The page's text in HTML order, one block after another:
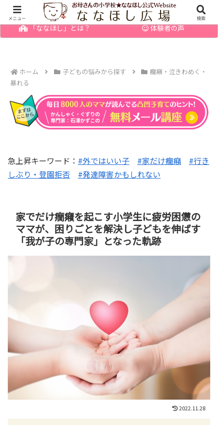
幼児の発達障害・育てにくい子のお悩みを解決
「ななほし」とは？ 体験者の声
ホーム 子どもの悩みから探す
癇癪・泣きわめく・
暴れる
急上昇キーワード： #外ではいい子 #家だけ癇癪
#行き
しぶり・登園拒否
#発達障害かもしれない
家でだけ癇癪を起こす小学生に疲労困憊の
ママが、困りごとを解決し子どもを伸ばす
「我が子の専門家」となった軌跡
2022.11.28
メニュー 検索